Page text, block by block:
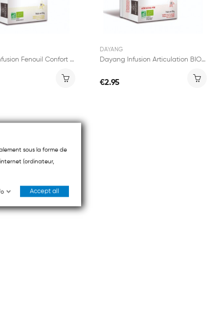
Dayang Infusion Fenouil Confort Digestif BIO 20...
DAYANG
Dayang Infusion Articulation BIO 20 sachets
€2.95
sous la forme de
(ordinateur,
Accept all